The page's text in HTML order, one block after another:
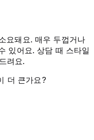
요돼요. 매우 두껍거나
있어요. 상담 때 스타일
려요.
더 큰가요?